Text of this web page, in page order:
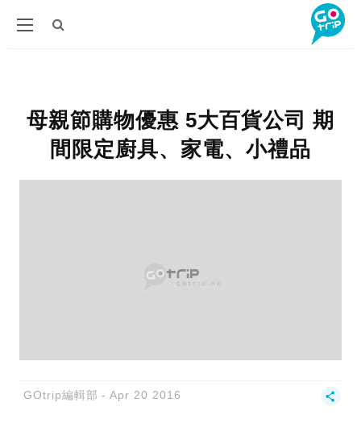
母親節購物優惠 5大百貨公司 期
間限定廚具、家電、小禮品
GOtrip編輯部 Apr 20 2016